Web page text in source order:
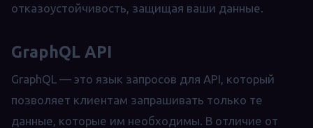
отказоустойчивость, защищая ваши данные.
GraphQL API
GraphQL — это язык запросов для API, который
позволяет клиентам запрашивать только те
данные, которые им необходимы. В отличие от